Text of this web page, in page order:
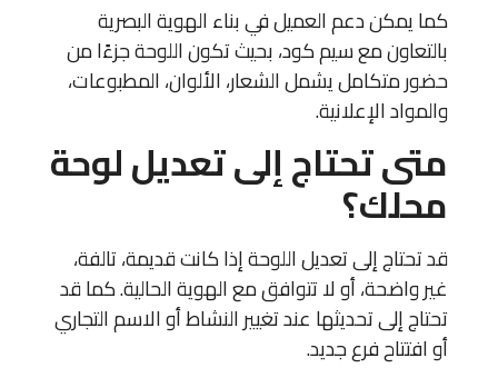
كما يمكن دعم العميل في بناء الهوية البصرية
بالتعاون مع سيم كود، بحيث تكون اللوحة جزءًا من
حضور متكامل يشمل الشعار، الألوان، المطبوعات،
والمواد الإعلانية.
متى تحتاج إلى تعديل لوحة
محلك؟
قد تحتاج إلى تعديل اللوحة إذا كانت قديمة، تالفة،
غير واضحة، أو لا تتوافق مع الهوية الحالية. كما قد
تحتاج إلى تحديثها عند تغيير النشاط أو الاسم التجاري
أو افتتاح فرع جديد.